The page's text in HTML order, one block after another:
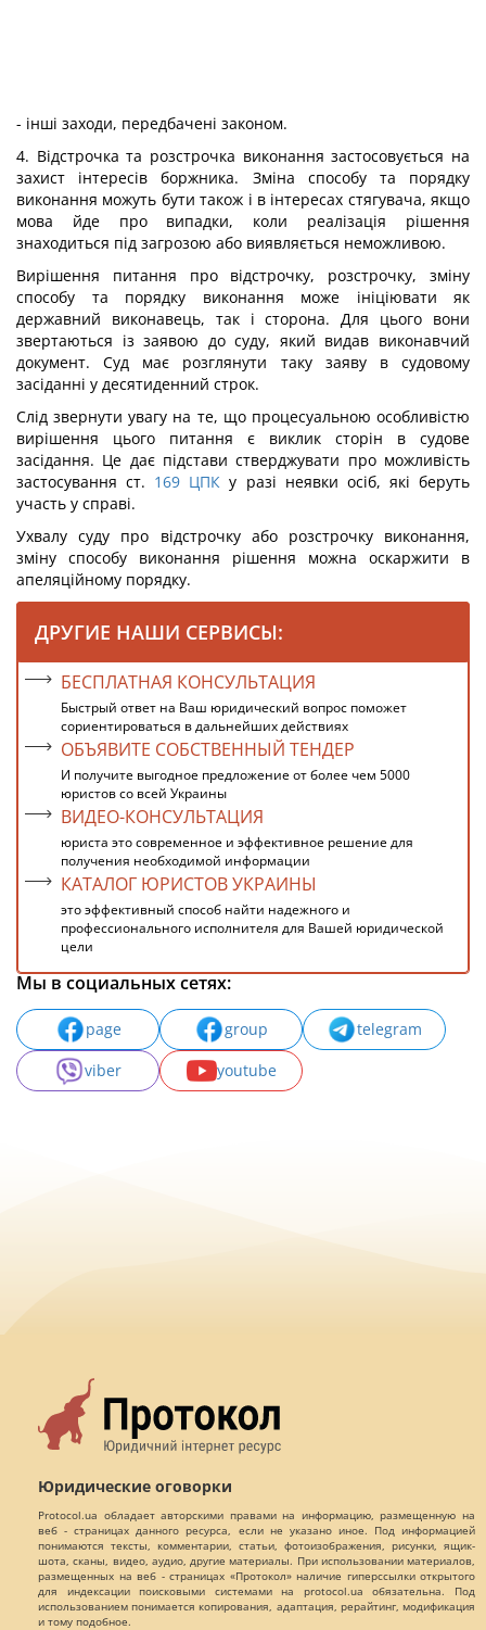
- інші заходи, передбачені законом.
4. Відстрочка та розстрочка виконання застосовується на
захист інтересів боржника. Зміна способу та порядку
виконання можуть бути також і в інтересах стягувача, якщо
мова йде про випадки, коли реалізація рішення
знаходиться під загрозою або виявляється неможливою.
Вирішення питання про відстрочку, розстрочку, зміну
способу та порядку виконання може ініціювати як
державний виконавець, так і сторона. Для цього вони
звертаються із заявою до суду, який видав виконавчий
документ. Суд має розглянути таку заяву в судовому
засіданні у десятиденний строк.
Слід звернути увагу на те, що процесуальною особливістю
вирішення цього питання є виклик сторін в судове
засідання. Це дає підстави стверджувати про можливість
застосування ст. 169 ЦПК у разі неявки осіб, які беруть
участь у справі.
Ухвалу суду про відстрочку або розстрочку виконання,
зміну способу виконання рішення можна оскаржити в
апеляційному порядку.
ДРУГИЕ НАШИ СЕРВИСЫ:
БЕСПЛАТНАЯ КОНСУЛЬТАЦИЯ
Быстрый ответ на Ваш юридический вопрос поможет
сориентироваться в дальнейших действиях
ОБЪЯВИТЕ СОБСТВЕННЫЙ ТЕНДЕР
И получите выгодное предложение от более чем 5000
юристов со всей Украины
ВИДЕО-КОНСУЛЬТАЦИЯ
юриста это современное и эффективное решение для
получения необходимой информации
КАТАЛОГ ЮРИСТОВ УКРАИНЫ
это эффективный способ найти надежного и
профессионального исполнителя для Вашей юридической
цели
Мы в социальных сетях:
page group
telegram
viber
youtube
Юридические оговорки
Protocol.ua обладает авторскими правами на информацию, размещенную на
веб - страницах данного ресурса, если не указано иное. Под информацией
понимаются тексты, комментарии, статьи, фотоизображения, рисунки, ящик-
шота, сканы, видео, аудио, другие материалы. При использовании материалов,
размещенных на веб - страницах «Протокол» наличие гиперссылки открытого
для индексации поисковыми системами на protocol.ua обязательна. Под
использованием понимается копирования, адаптация, рерайтинг, модификация
и тому подобное.